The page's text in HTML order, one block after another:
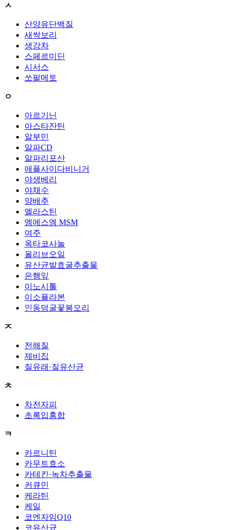
ㅅ
산양유단백질
새싹보리
생강차
스페르미딘
시서스
쏘팔메토
ㅇ
아르기닌
아스타잔틴
알부민
알파CD
알파리포산
애플사이다비니거
야생베리
야채수
양배추
엘라스틴
엠에스엠 MSM
여주
옥타코사놀
올리브오일
유산균발효굴추출물
은행잎
이노시톨
이소플라본
인동덩굴꽃봉오리
ㅈ
전해질
제비집
질유래·질유산균
ㅊ
차전자피
초록입홍합
ㅋ
카르니틴
카무트효소
카테킨·녹차추출물
커큐민
케라틴
케일
코엔자임Q10
코유산균